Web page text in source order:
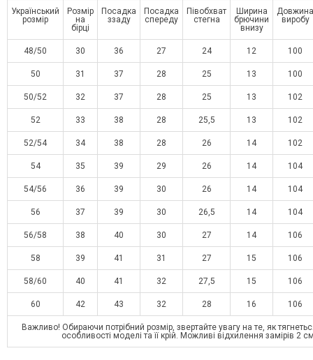
Український
розмір
Розмір
на
бірці
Посадка
ззаду
Посадка
спереду
Півобхват
стегна
Ширина
брючини
внизу
Довжина
виробу
48/50 30 36 27 24 12 100
50 31 37 28 25 13 100
50/52 32 37 28 25 13 102
52 33 38 28 25,5 13 102
52/54 34 38 28 26 14 102
54 35 39 29 26 14 104
54/56 36 39 30 26 14 104
56 37 39 30 26,5 14 104
56/58 38 40 30 27 14 106
58 39 41 31 27 15 106
58/60 40 41 32 27,5 15 106
60 42 43 32 28 16 106
Важливо! Обираючи потрібний розмір, звертайте увагу на те, як
особливості моделі та її крій. Можливі відхилення замірів 2